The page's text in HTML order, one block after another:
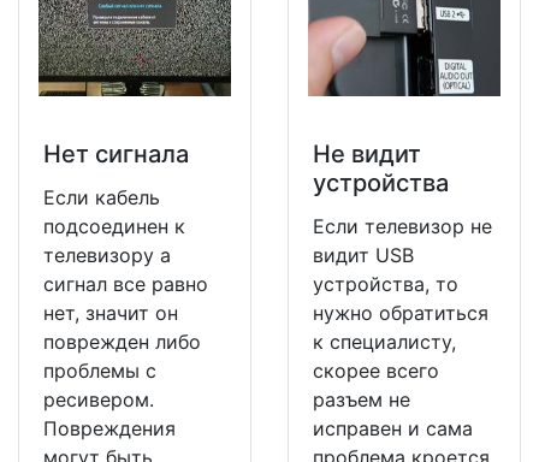
Нет сигнала
Если кабель
подсоединен к
телевизору а
сигнал все равно
нет, значит он
поврежден либо
проблемы с
ресивером.
Повреждения
могут быть
Не видит
устройства
Если телевизор не
видит USB
устройства, то
нужно обратиться
к специалисту,
скорее всего
разъем не
исправен и сама
проблема кроется